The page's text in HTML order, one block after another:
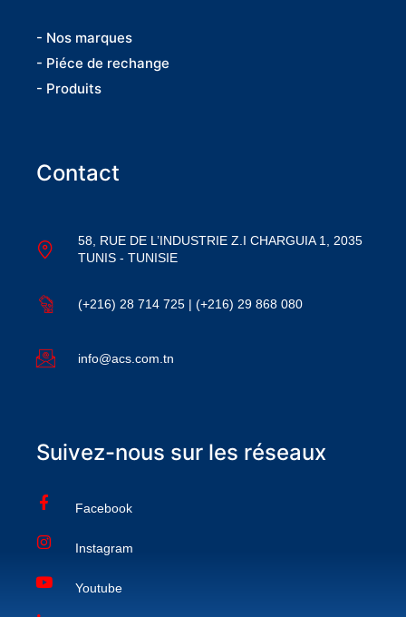
- Nos marques
- Piéce de rechange
- Produits
Contact
58, RUE DE L’INDUSTRIE Z.I CHARGUIA 1, 2035
TUNIS - TUNISIE
(+216) 28 714 725 | (+216) 29 868 080
info@acs.com.tn
Suivez-nous sur les réseaux
Facebook
Instagram
Youtube